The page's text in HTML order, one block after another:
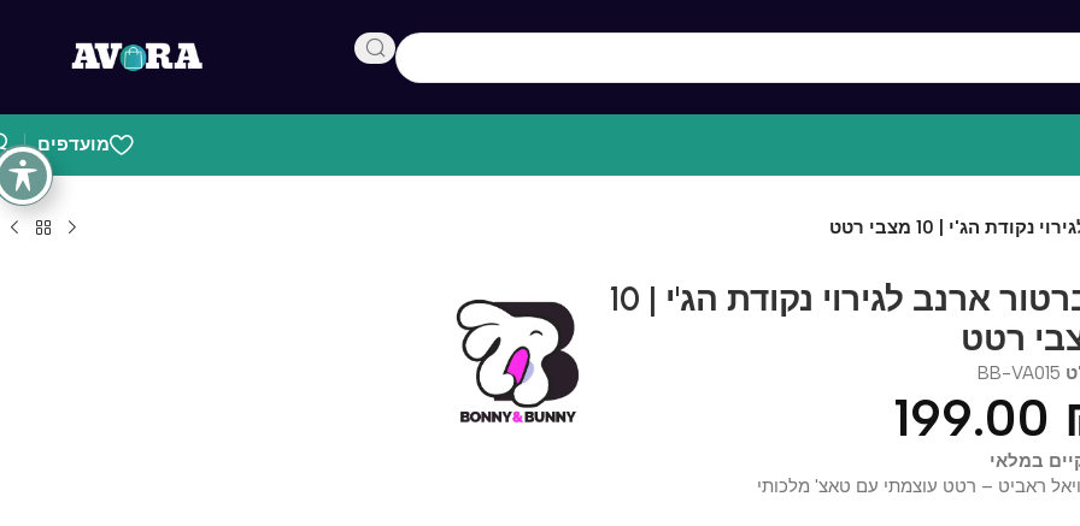
מועדפים
הג'י | 10 מצבי רטט
ויברטור ארנב לגירוי נקודת הג'י | 10
רטט
BB-
במלאי
ראביט – רטט עוצמתי עם טאצ' מלכותי